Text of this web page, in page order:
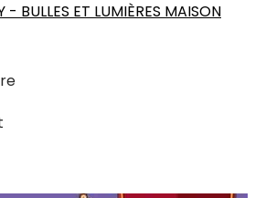
- BULLES ET LUMIÈRES MAISON